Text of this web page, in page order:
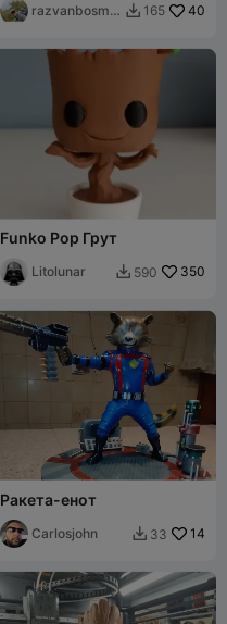
razvanbosma
 165 40
Funko Pop Грут
Litolunar  590 350
Ракета-енот
Carlosjohn  33 14